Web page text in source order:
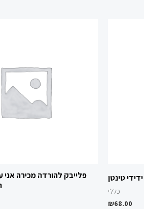
טינטן
כללי
₪68.00
פלייבק להורדה מכירה אני